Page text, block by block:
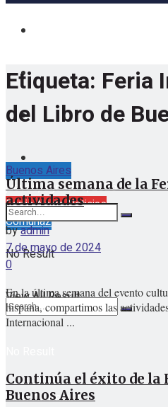
Buenos Aires
jueves, agosto 6, 2026
Barrio Norte Noticias
Comuna2
No Result
View All Result
View All Result
Etiqueta: Feria
del Libro de
Última semana de la
actividades
byadmin
7 de mayo de 2024
0
En la última semana del evento
hispana, compartimos las
Internacional ...
Continúa el éxito de la
Buenos Aires